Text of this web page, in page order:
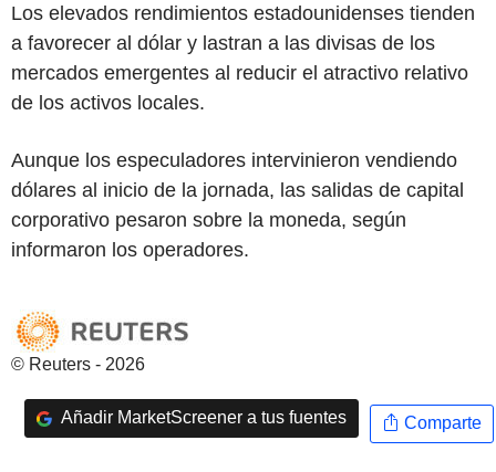
Los elevados rendimientos estadounidenses tienden
a favorecer al dólar y lastran a las divisas de los
mercados emergentes al reducir el atractivo relativo
de los activos locales.
Aunque los especuladores intervinieron vendiendo
dólares al inicio de la jornada, las salidas de capital
corporativo pesaron sobre la moneda, según
informaron los operadores.
© Reuters - 2026
Añadir MarketScreener a tus fuentes Comparte